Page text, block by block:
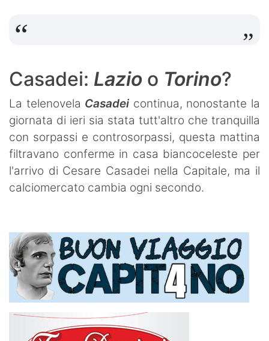
Casadei: Lazio o Torino?
La telenovela Casadei continua, nonostante la
giornata di ieri sia stata tutt'altro che tranquilla
con sorpassi e controsorpassi, questa mattina
filtravano conferme in casa biancoceleste per
l'arrivo di Cesare Casadei nella Capitale, ma il
calciomercato cambia ogni secondo.